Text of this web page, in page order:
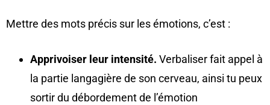
Mettre des mots précis sur les émotions, c’est :
Apprivoiser leur intensité. Verbaliser fait appel à
la partie langagière de son cerveau, ainsi tu peux
sortir du débordement de l’émotion